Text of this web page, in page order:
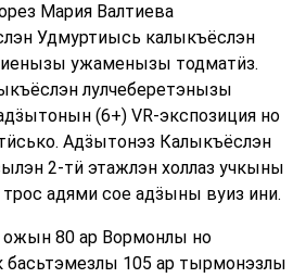
Мария Валтиева
Удмуртиысь калыкъёслэн
ужаменызы тодматӥз.
лулчеберетэнызы
(6+) VR-экспозиция но
Адӟытонэз Калыкъёслэн
2-тӥ этажлэн холлаз учкыны
адями сое адӟыны вуиз ини.
80 ар Вормонлы но
басьтэмезлы 105 ар тырмонэзлы